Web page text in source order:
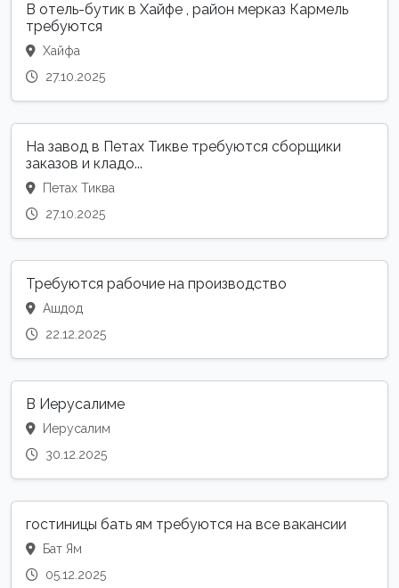
В отель-бутик в Хайфе , район мерказ Кармель
требуются
Хайфа
27.10.2025
На завод в Петах Тикве требуются сборщики
заказов и кладо...
Петах Тиква
27.10.2025
Требуются рабочие на производство
Ашдод
22.12.2025
В Иерусалиме
Иерусалим
30.12.2025
гостиницы бать ям требуются на все вакансии
Бат Ям
05.12.2025